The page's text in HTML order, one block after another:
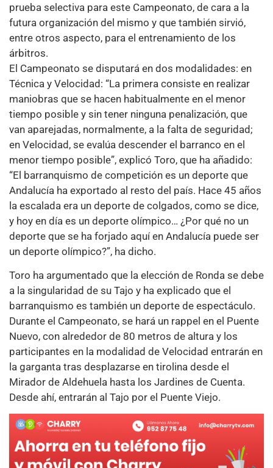
prueba selectiva para este Campeonato, de cara a la
futura organización del mismo y que también sirvió,
entre otros aspecto, para el entrenamiento de los
árbitros.
El Campeonato se disputará en dos modalidades: en
Técnica y Velocidad: “La primera consiste en realizar
maniobras que se hacen habitualmente en el menor
tiempo posible y sin tener ninguna penalización, que
van aparejadas, normalmente, a la falta de seguridad;
en Velocidad, se evalúa descender el barranco en el
menor tiempo posible”, explicó Toro, que ha añadido:
“El barranquismo de competición es un deporte que
Andalucía ha exportado al resto del país. Hace 45 años
la escalada era un deporte de colgados, como se dice,
y hoy en día es un deporte olímpico… ¿Por qué no un
deporte que se ha forjado aquí en Andalucía puede ser
un deporte olímpico?”, ha dicho.
Toro ha argumentado que la elección de Ronda se debe
a la singularidad de su Tajo y ha explicado que el
barranquismo es también un deporte de espectáculo.
Durante el Campeonato, se hará un rappel en el Puente
Nuevo, con alrededor de 80 metros de altura y los
participantes en la modalidad de Velocidad entrarán en
la garganta tras desplazarse en tirolina desde el
Mirador de Aldehuela hasta los Jardines de Cuenta.
Desde ahí, entrarán al Tajo por el Puente Viejo.